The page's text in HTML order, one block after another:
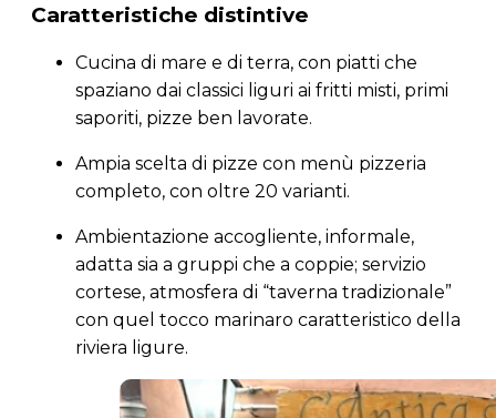
Caratteristiche distintive
Cucina di mare e di terra, con piatti che
spaziano dai classici liguri ai fritti misti, primi
saporiti, pizze ben lavorate.
Ampia scelta di pizze con menù pizzeria
completo, con oltre 20 varianti.
Ambientazione accogliente, informale,
adatta sia a gruppi che a coppie; servizio
cortese, atmosfera di “taverna tradizionale”
con quel tocco marinaro caratteristico della
riviera ligure.